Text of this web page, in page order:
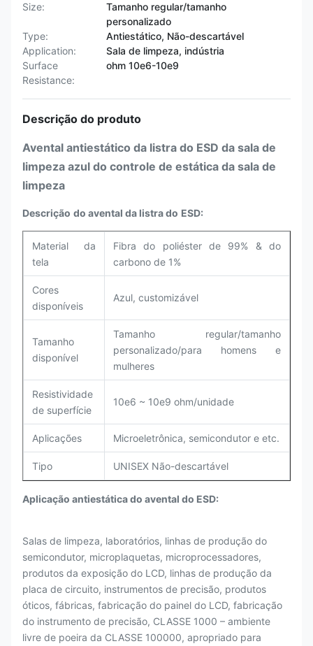
Size:
Tamanho regular/tamanho
personalizado
Type:
Antiestático, Não-descartável
Application:
Sala de limpeza, indústria
Surface
Resistance:
ohm 10e6-10e9
Descrição do produto
Avental antiestático da listra do ESD da sala de
limpeza azul do controle de estática da sala de
limpeza
Descrição do avental da listrado ESD:
Material da
tela
Fibra do poliéster de 99% & do
carbono de 1%
Cores
disponíveis
Azul, customizável
Tamanho
disponível
Tamanho regular/tamanho
personalizado/para homens e
mulheres
Resistividade
de superfície
10e6 ~ 10e9 ohm/unidade
Aplicações Microeletrônica, semicondutor e etc.
Tipo UNISEX Não-descartável
Aplicação antiestática do avental do ESD:
Salas de limpeza, laboratórios, linhas de produção do
semicondutor, microplaquetas, microprocessadores,
produtos da exposição do LCD, linhas de produção da
placa de circuito, instrumentos de precisão, produtos
óticos, fábricas, fabricação do painel do LCD, fabricação
do instrumento de precisão, CLASSE 1000 – ambiente
livre de poeira da CLASSE 100000, apropriado para